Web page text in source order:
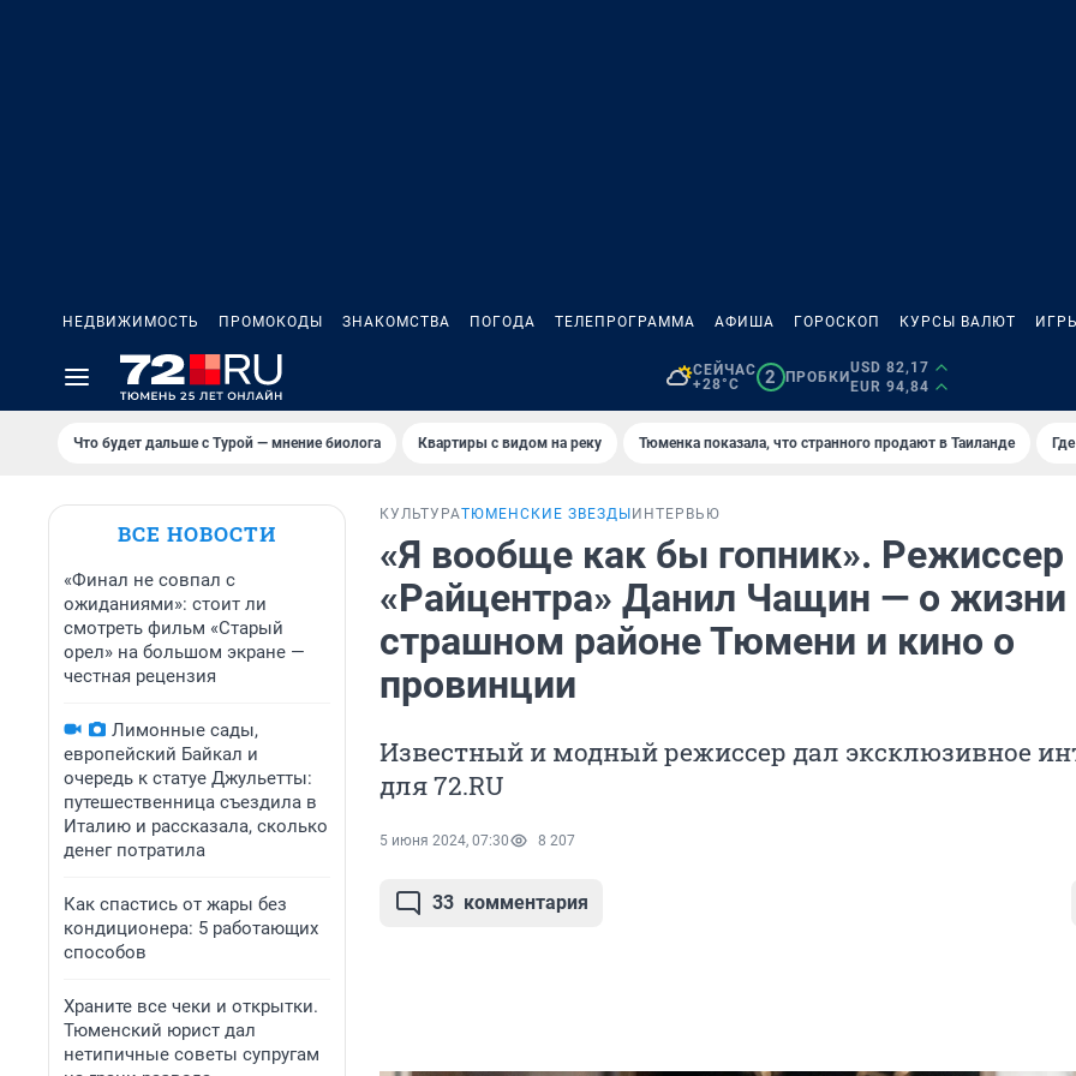
НЕДВИЖИМОСТЬ ПРОМОКОДЫ ЗНАКОМСТВА ПОГОДА ТЕЛЕПРОГРАММА АФИША ГОРОСКОП КУРСЫ ВАЛЮТ ИГРЫ
СЕЙЧАС
+28°C
2 ПРОБКИ
USD 82,17
EUR 94,84
Что будет дальше с Турой — мнение биолога Квартиры с видом на реку Тюменка показала, что странного продают в Таиланде
ВСЕ НОВОСТИ
«Финал не совпал с
ожиданиями»: стоит ли
смотреть фильм «Старый
орел» на большом экране —
честная рецензия
Лимонные сады,
европейский Байкал и
очередь к статуе Джульетты:
путешественница съездила в
Италию и рассказала, сколько
денег потратила
Как спастись от жары без
кондиционера: 5 работающих
способов
Храните все чеки и открытки.
Тюменский юрист дал
нетипичные советы супругам
КУЛЬТУРАТЮМЕНСКИЕ ЗВЕЗДЫ ИНТЕРВЬЮ
«Я вообще как бы гопник». Режиссер
«Райцентра» Данил Чащин — о жизни
страшном районе Тюмени и кино о
провинции
Известный и модный режиссер дал эксклюзивное
для 72.RU
5 июня 2024, 07:30 8 207
33 комментария